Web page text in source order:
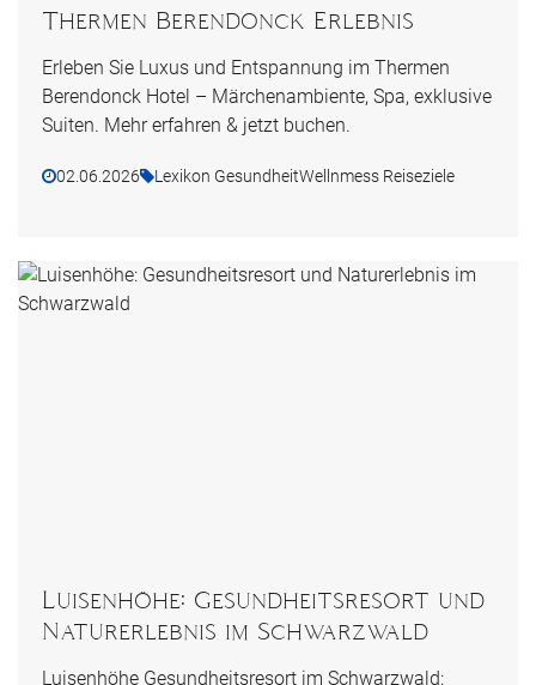
Thermen Berendonck Erlebnis
Erleben Sie Luxus und Entspannung im Thermen
Berendonck Hotel – Märchenambiente, Spa, exklusive
Suiten. Mehr erfahren & jetzt buchen.
02.06.2026 Lexikon GesundheitWellnmess Reiseziele
Luisenhöhe: Gesundheitsresort und
Naturerlebnis im Schwarzwald
Luisenhöhe Gesundheitsresort im Schwarzwald: